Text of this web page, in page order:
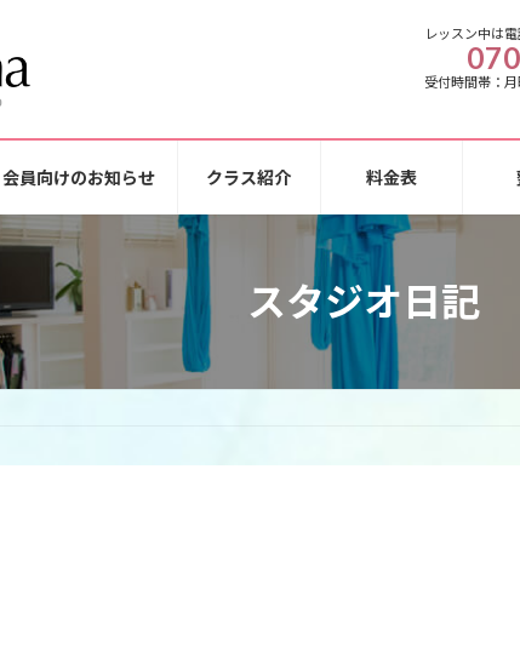
レッスン中は
受付時間帯：
会員向けのお知らせ クラス紹介 料金表
スタジオ日記